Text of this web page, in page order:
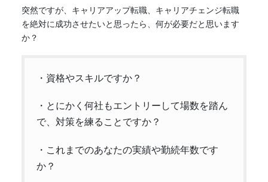
突然ですが、キャリアアップ転職、キャリアチェンジ転職
を絶対に成功させたいと思ったら、何が必要だと思います
か？
・資格やスキルですか？
・とにかく何社もエントリーして場数を踏ん
で、対策を練ることですか？
・これまでのあなたの実績や勤続年数です
か？